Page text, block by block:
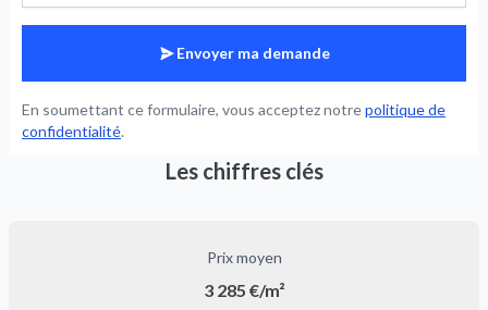
Envoyer ma demande
En soumettant ce formulaire, vous acceptez notrepolitique de
confidentialité.
Les chiffres clés
Prix moyen
3 285 €/m²